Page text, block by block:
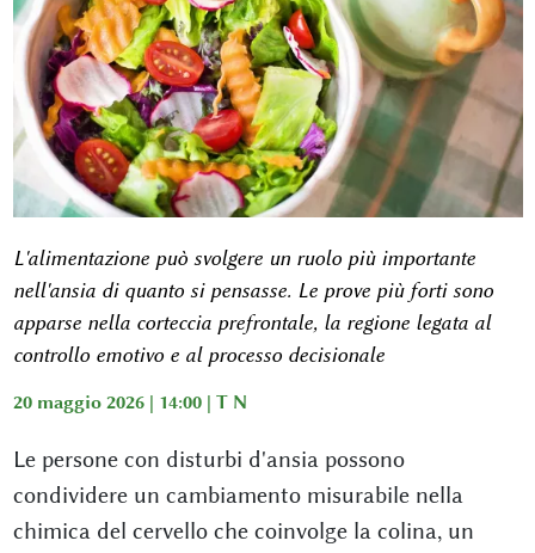
L'alimentazione può svolgere un ruolo più importante
nell'ansia di quanto si pensasse. Le prove più forti sono
apparse nella corteccia prefrontale, la regione legata al
controllo emotivo e al processo decisionale
20 maggio 2026 | 14:00 | T N
Le persone con disturbi d'ansia possono
condividere un cambiamento misurabile nella
chimica del cervello che coinvolge la colina, un